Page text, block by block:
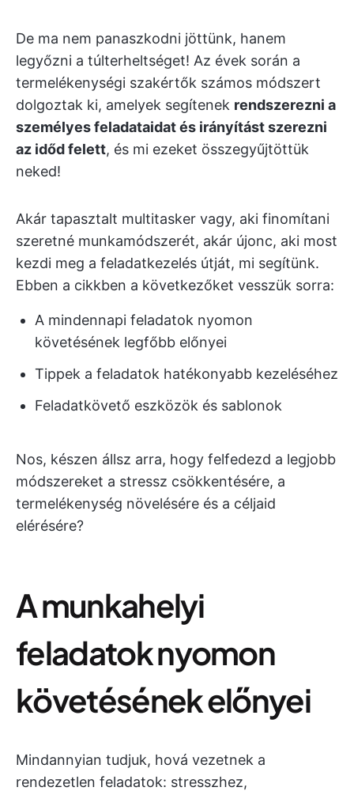
De ma nem panaszkodni jöttünk, hanem
legyőzni a túlterheltséget! Az évek során a
termelékenységi szakértők számos módszert
dolgoztak ki, amelyek segítenek rendszerezni a
személyes feladataidat és irányítást szerezni
az időd felett, és mi ezeket összegyűjtöttük
neked!
Akár tapasztalt multitasker vagy, aki finomítani
szeretné munkamódszerét, akár újonc, aki most
kezdi meg a feladatkezelés útját, mi segítünk.
Ebben a cikkben a következőket vesszük sorra:
A mindennapi feladatok nyomon
követésének legfőbb előnyei
Tippek a feladatok hatékonyabb kezeléséhez
Feladatkövető eszközök és sablonok
Nos, készen állsz arra, hogy felfedezd a legjobb
módszereket a stressz csökkentésére, a
termelékenység növelésére és a céljaid
elérésére?
A munkahelyi
feladatok nyomon
követésének előnyei
Mindannyian tudjuk, hová vezetnek a
rendezetlen feladatok: stresszhez,